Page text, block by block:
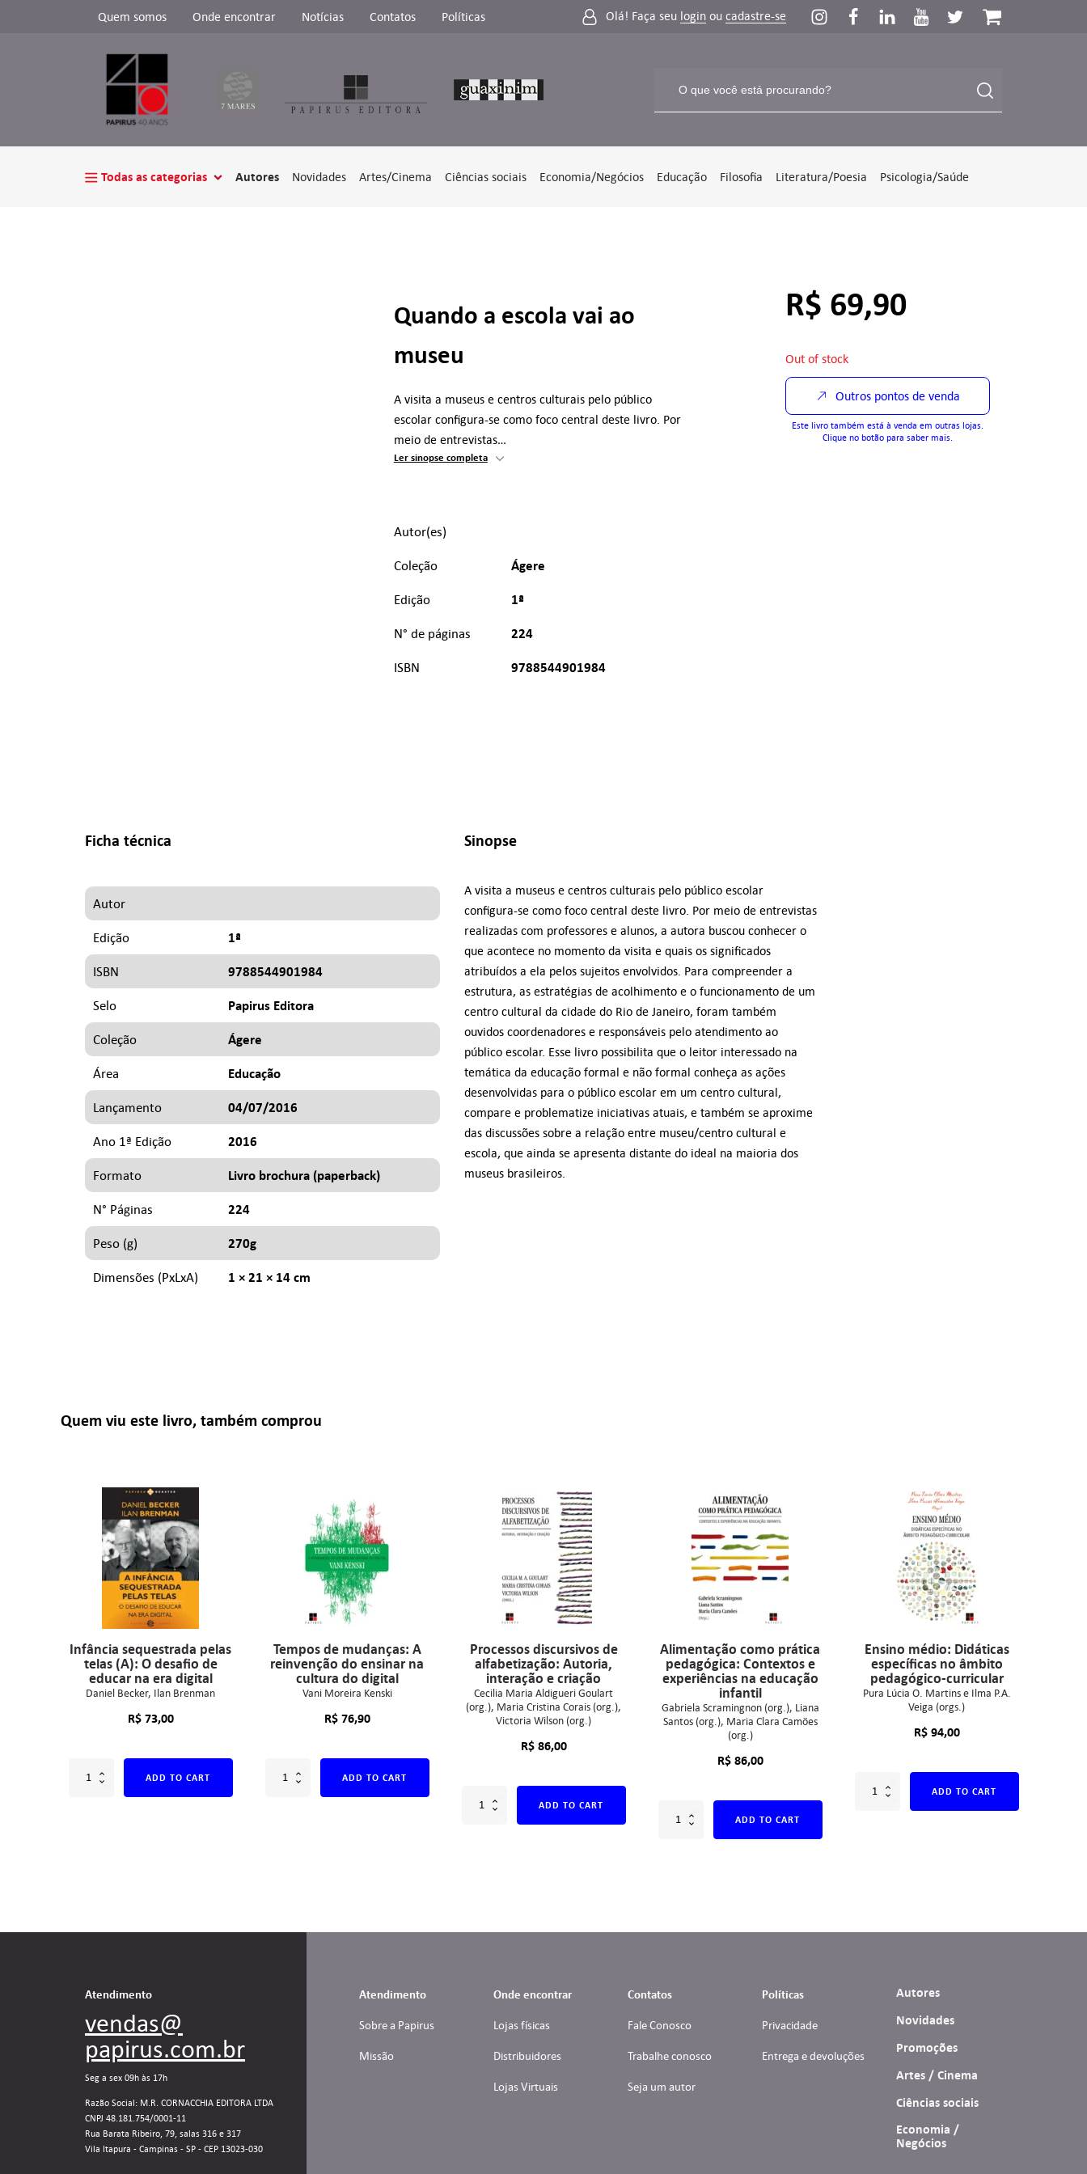
Quem somos Onde encontrar Notícias Contatos Políticas Olá! Faça seu login ou cadastre-se
Todas as categorias Autores Novidades Artes/Cinema Ciências sociais Economia/Negócios Educação Filosofia Literatura/Poesia Psicologia/Saúde
Quando a escola vai ao
museu
A visita a museus e centros culturais pelo público
escolar configura-se como foco central deste livro. Por
meio de entrevistas…
Ler sinopse completa
Autor(es)
Coleção Ágere
Edição 1ª
N° de páginas 224
ISBN 9788544901984
R$ 69,90
Out of stock
Outros pontos de venda
Este livro também está à venda em outras lojas.
Clique no botão para saber mais.
Ficha técnica
Autor
Edição 1ª
ISBN 9788544901984
Selo Papirus Editora
Coleção Ágere
Área Educação
Lançamento 04/07/2016
Ano 1ª Edição 2016
Formato Livro brochura (paperback)
N° Páginas 224
Peso (g) 270g
Dimensões (PxLxA) 1 × 21 × 14 cm
Sinopse
A visita a museus e centros culturais pelo público escolar
configura-se como foco central deste livro. Por meio de entrevistas
realizadas com professores e alunos, a autora buscou conhecer o
que acontece no momento da visita e quais os significados
atribuídos a ela pelos sujeitos envolvidos. Para compreender a
estrutura, as estratégias de acolhimento e o funcionamento de um
centro cultural da cidade do Rio de Janeiro, foram também
ouvidos coordenadores e responsáveis pelo atendimento ao
público escolar. Esse livro possibilita que o leitor interessado na
temática da educação formal e não formal conheça as ações
desenvolvidas para o público escolar em um centro cultural,
compare e problematize iniciativas atuais, e também se aproxime
das discussões sobre a relação entre museu/centro cultural e
escola, que ainda se apresenta distante do ideal na maioria dos
museus brasileiros.
Quem viu este livro, também comprou
Infância sequestrada pelas
telas (A): O desafio de
educar na era digital
Daniel Becker Ilan Brenman
R$73,00
ADD TO CART
Tempos de mudanças: A
reinvenção do ensinar na
cultura do digital
Vani Moreira Kenski
R$76,90
ADD TO CART
Processos discursivos de
alfabetização: Autoria,
interação e criação
Cecilia Maria Aldigueri Goulart
(org.) Maria Cristina Corais (org.)
Victoria Wilson (org.)
R$86,00
ADD TO CART
Alimentação como prática
pedagógica: Contextos e
experiências na educação
infantil
Gabriela Scramingnon (org.) Liana
Santos (org.) Maria Clara Camões
(org.)
R$86,00
ADD TO CART
Ensino médio: Didáticas
específicas no âmbito
pedagógico-curricular
Pura Lúcia O. Martins e Ilma P.A.
Veiga (orgs.)
R$94,00
ADD TO CART
Atendimento
vendas@
papirus.com.br
Seg a sex 09h às 17h
Razão Social: M.R. CORNACCHIA EDITORA LTDA
CNPJ 48.181.754/0001-11
Rua Barata Ribeiro, 79, salas 316 e 317
Vila Itapura - Campinas - SP - CEP 13023-030
Atendimento
Sobre a Papirus
Missão
Onde encontrar
Lojas físicas
Distribuidores
Lojas Virtuais
Contatos
Fale Conosco
Trabalhe conosco
Seja um autor
Políticas
Privacidade
Entrega e devoluções
Autores
Novidades
Promoções
Artes / Cinema
Ciências sociais
Economia /
Negócios